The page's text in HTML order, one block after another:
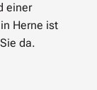
einer
Herne ist
da.